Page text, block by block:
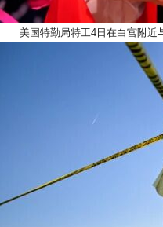
美国特勤局特工4日在白宫附近